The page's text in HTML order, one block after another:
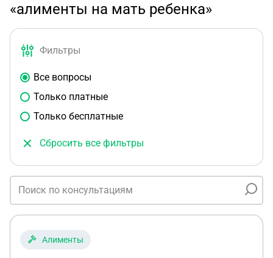
«алименты на мать ребенка»
Фильтры
Все вопросы
Только платные
Только бесплатные
Сбросить все фильтры
Алименты